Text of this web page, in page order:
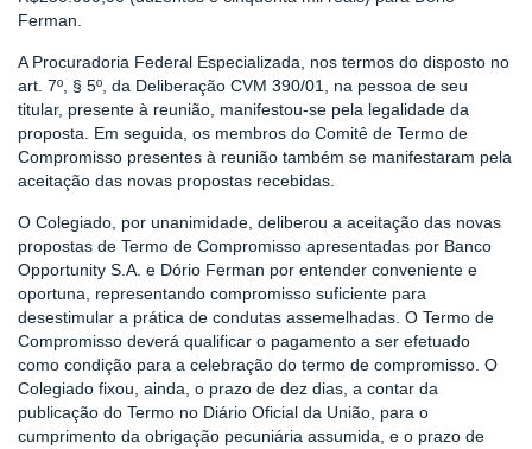
Ferman.
A Procuradoria Federal Especializada, nos termos do disposto no
art. 7º, § 5º, da Deliberação CVM 390/01, na pessoa de seu
titular, presente à reunião, manifestou-se pela legalidade da
proposta. Em seguida, os membros do Comitê de Termo de
Compromisso presentes à reunião também se manifestaram pela
aceitação das novas propostas recebidas.
O Colegiado, por unanimidade, deliberou a aceitação das novas
propostas de Termo de Compromisso apresentadas por Banco
Opportunity S.A. e Dório Ferman por entender conveniente e
oportuna, representando compromisso suficiente para
desestimular a prática de condutas assemelhadas. O Termo de
Compromisso deverá qualificar o pagamento a ser efetuado
como condição para a celebração do termo de compromisso. O
Colegiado fixou, ainda, o prazo de dez dias, a contar da
publicação do Termo no Diário Oficial da União, para o
cumprimento da obrigação pecuniária assumida, e o prazo de